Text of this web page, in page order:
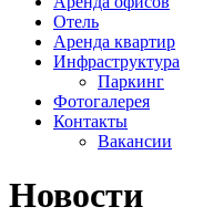
Отель
Аренда квартир
Инфраструктура
Паркинг
Фотогалерея
Контакты
Вакансии
Новости